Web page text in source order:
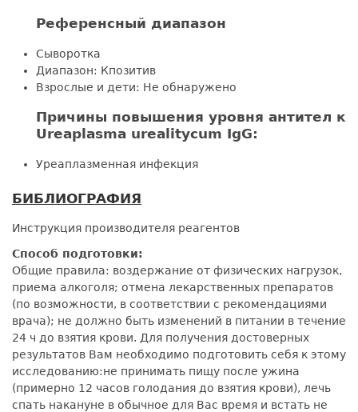
Референсный диапазон
Сыворотка
Диапазон: Кпозитив
Взрослые и дети: Не обнаружено
Причины повышения уровня антител к
Ureaplasma urealitycum IgG:
Уреаплазменная инфекция
БИБЛИОГРАФИЯ
Инструкция производителя реагентов
Способ подготовки:
Общие правила: воздержание от физических нагрузок,
приема алкоголя; отмена лекарственных препаратов
(по возможности, в соответствии с рекомендациями
врача); не должно быть изменений в питании в течение
24 ч до взятия крови. Для получения достоверных
результатов Вам необходимо подготовить себя к этому
исследованию:не принимать пищу после ужина
(примерно 12 часов голодания до взятия крови), лечь
спать накануне в обычное для Вас время и встать не